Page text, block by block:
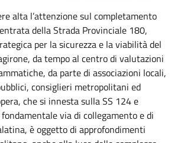
alta l’attenzione sul completamento
della Strada Provinciale 180,
per la sicurezza e la viabilità del
da tempo al centro di valutazioni
da parte di associazioni locali,
consiglieri metropolitani ed
che si innesta sulla SS 124 e
via di collegamento e di
è oggetto di approfondimenti